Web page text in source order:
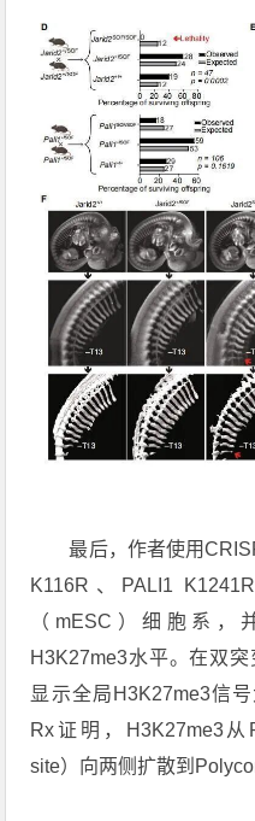
最后，作者使用
K116R、PALI1
（mESC）细胞系
H3K27me3水平。在双
显示全局H3K27me3信
Rx证明，H3K27me3
site）向两侧扩散到